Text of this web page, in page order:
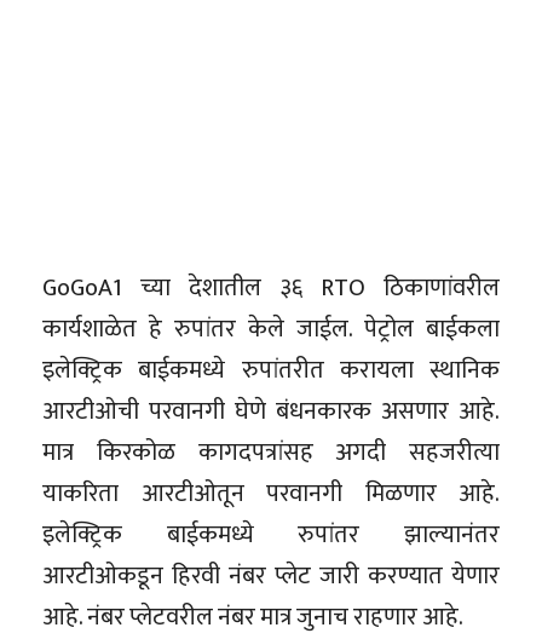
GoGoA1 च्या देशातील ३६ RTO ठिकाणांवरील
कार्यशाळेत हे रुपांतर केले जाईल. पेट्रोल बाईकला
इलेक्ट्रिक बाईकमध्ये रुपांतरीत करायला स्थानिक
आरटीओची परवानगी घेणे बंधनकारक असणार आहे.
मात्र किरकोळ कागदपत्रांसह अगदी सहजरीत्या
याकरिता आरटीओतून परवानगी मिळणार आहे.
इलेक्ट्रिक बाईकमध्ये रुपांतर झाल्यानंतर
आरटीओकडून हिरवी नंबर प्लेट जारी करण्यात येणार
आहे. नंबर प्लेटवरील नंबर मात्र जुनाच राहणार आहे.